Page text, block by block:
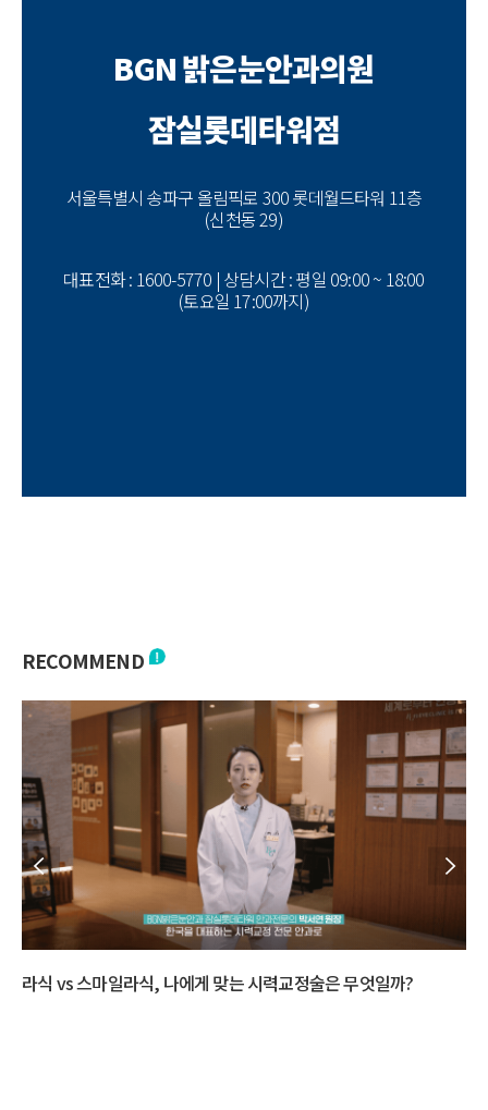
BGN 밝은눈안과의원
잠실롯데타워점
서울특별시 송파구 올림픽로 300 롯데월드타워 11층
(신천동 29)
대표전화 : 1600-5770 | 상담시간 : 평일 09:00 ~ 18:00
(토요일 17:00까지)
RECOMMEND
나에게 맞는 시력교정술은 무엇일까? 다초점 수술 고민된다면